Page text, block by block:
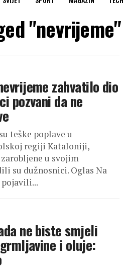
"nevrijeme"
zahvatilo dio
pozvani da ne
teške poplave u
regiji Kataloniji,
u svojim
su dužnosnici. Oglas Na
ne biste smjeli
i oluje: